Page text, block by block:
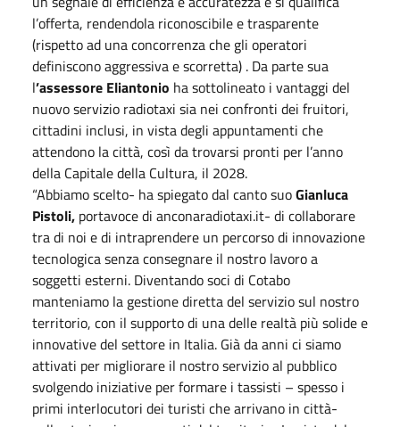
l’offerta, rendendola riconoscibile e trasparente
(rispetto ad una concorrenza che gli operatori
definiscono aggressiva e scorretta) . Da parte sua
l’assessore Eliantonio ha sottolineato i vantaggi del
nuovo servizio radiotaxi sia nei confronti dei fruitori,
cittadini inclusi, in vista degli appuntamenti che
attendono la città, così da trovarsi pronti per l’anno
della Capitale della Cultura, il 2028.
“Abbiamo scelto- ha spiegato dal canto suoGianluca
Pistoli, portavoce di anconaradiotaxi.it- di collaborare
tra di noi e di intraprendere un percorso di innovazione
tecnologica senza consegnare il nostro lavoro a
soggetti esterni. Diventando soci di Cotabo
manteniamo la gestione diretta del servizio sul nostro
territorio, con il supporto di una delle realtà più solide e
innovative del settore in Italia. Già da anni ci siamo
attivati per migliorare il nostro servizio al pubblico
svolgendo iniziative per formare i tassisti – spesso i
primi interlocutori dei turisti che arrivano in città-